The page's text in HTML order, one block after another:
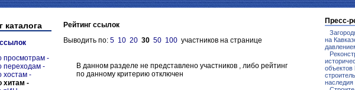
каталога
просмотрам -
переходам -
хостам -
хитам -
Рейтинг ссылок
Выводить по: 5 10 20 30 50 100 участников на странице
В данном разделе не представлено участников , либо рейтинг
по данному критерию отключен
Пресс-
на
объектов
наследия